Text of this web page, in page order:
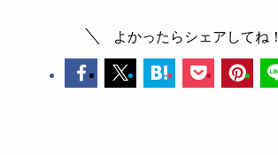
よかったらシェアしてね！